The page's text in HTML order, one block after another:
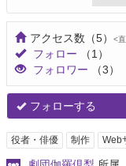
アクセス数 （5） <
フォロー
（1）
フォロワー
（3）
フォローする
役者・俳優 制作 Web